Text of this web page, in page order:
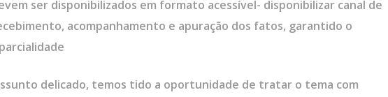
ser disponibilizados em formato acessível- disponibilizar canal de
acompanhamento e apuração dos fatos, garantido o
delicado, temos tido a oportunidade de tratar o tema com